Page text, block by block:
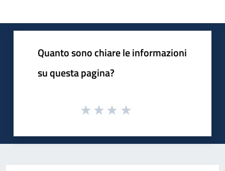
Quanto sono chiare le informazioni
su questa pagina?